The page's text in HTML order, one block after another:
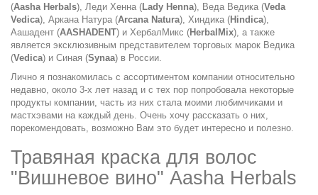
(Aasha Herbals), Леди Хенна (Lady Henna), Веда Ведика (Veda
Vedica), Аркана Натура (Arcana Natura), Хиндика (Hindica),
Аашадент (AASHADENT) и ХербалМикс (HerbalMix), а также
является эксклюзивным представителем торговых марок Ведика
(Vedica) и Синая (Synaa) в России.
Лично я познакомилась с ассортиментом компании относительно
недавно, около 3-х лет назад и с тех пор попробовала некоторые
продукты компании, часть из них стала моими любимчиками и
мастхэвами на каждый день. Очень хочу рассказать о них,
порекомендовать, возможно Вам это будет интересно и полезно.
Травяная краска для волос
"Вишневое вино" Aasha Herbals